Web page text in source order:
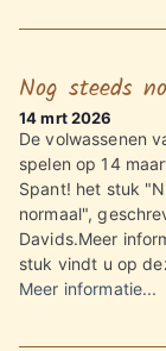
Nog steeds
14 mrt 2026
De volwassenen
spelen op 14
Spant! het stuk
normaal",
Davids.Meer
stuk vindt u op
Meer informatie...